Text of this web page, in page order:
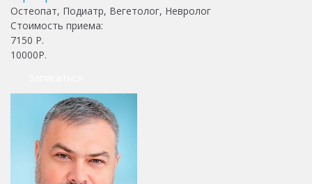
Остеопат, Подиатр, Вегетолог, Невролог
Стоимость приема:
7150 Р.
10000Р.